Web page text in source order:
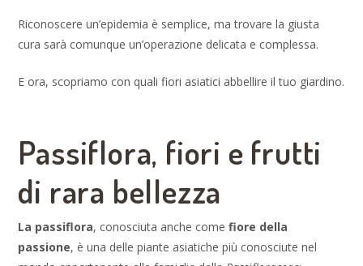
Riconoscere un’epidemia è semplice, ma trovare la giusta
cura sarà comunque un’operazione delicata e complessa.
E ora, scopriamo con quali fiori asiatici abbellire il tuo giardino.
Passiflora, fiori e frutti
di rara bellezza
La passiflora, conosciuta anche comefiore della
passione, è una delle piante asiatiche più conosciute nel